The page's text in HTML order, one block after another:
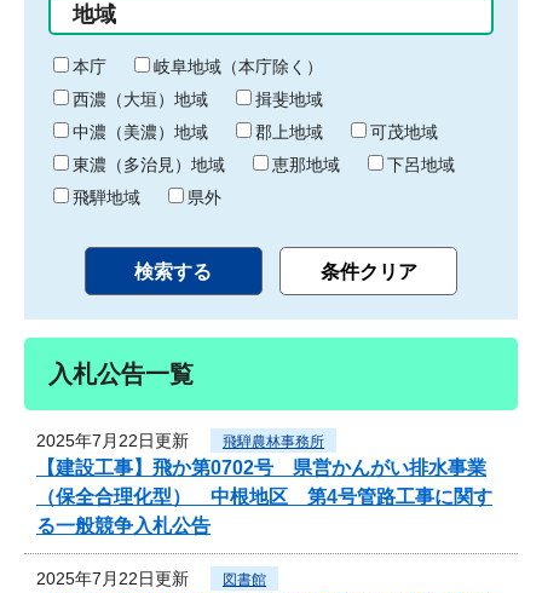
り
終
わ
り
地域
本庁
岐阜地域（本庁除く）
西濃（大垣）地域
揖斐地域
中濃（美濃）地域
郡上地域
可茂地域
東濃（多治見）地域
恵那地域
下呂地域
飛騨地域
県外
入札公告一覧
2025年7月22日更新 飛騨農林事務所
【建設工事】飛か第0702号 県営かんがい排水事業
（保全合理化型） 中根地区 第4号管路工事に関す
る一般競争入札公告
2025年7月22日更新 図書館